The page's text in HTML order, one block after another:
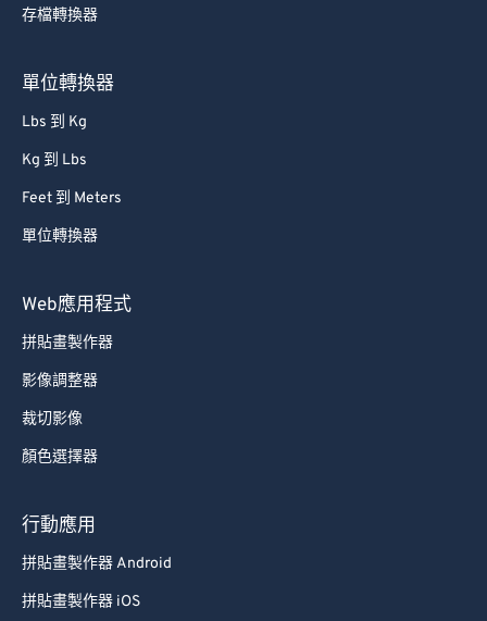
存檔轉換器
單位轉換器
Lbs 到 Kg
Kg 到 Lbs
Feet 到 Meters
單位轉換器
Web應用程式
拼貼畫製作器
影像調整器
裁切影像
顏色選擇器
行動應用
拼貼畫製作器 Android
拼貼畫製作器 iOS